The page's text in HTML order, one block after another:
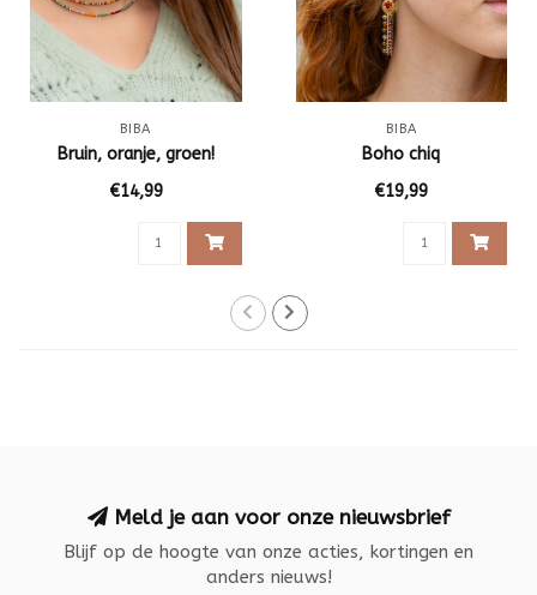
BIBA
Bruin, oranje, groen!
€14,99
BIBA
Boho chiq
€19,99
Meld je aan voor onze nieuwsbrief
Blijf op de hoogte van onze acties, kortingen en
anders nieuws!